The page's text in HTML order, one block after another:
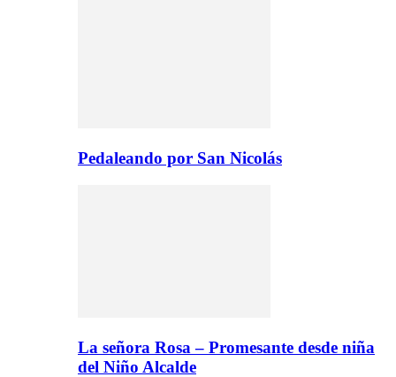
Pedaleando por San Nicolás
La señora Rosa – Promesante desde niña
del Niño Alcalde